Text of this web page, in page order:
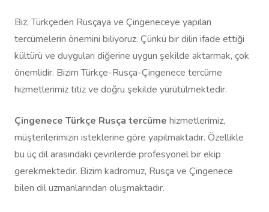
Biz, Türkçeden Rusçaya ve Çingeneceye yapılan
tercümelerin önemini biliyoruz. Çünkü bir dilin ifade ettiği
kültürü ve duyguları diğerine uygun şekilde aktarmak, çok
önemlidir. Bizim Türkçe-Rusça-Çingenece tercüme
hizmetlerimiz titiz ve doğru şekilde yürütülmektedir.
Çingenece Türkçe Rusça tercüme hizmetlerimiz,
müşterilerimizin isteklerine göre yapılmaktadır. Özellikle
bu üç dil arasındaki çevirilerde profesyonel bir ekip
gerekmektedir. Bizim kadromuz, Rusça ve Çingenece
bilen dil uzmanlarından oluşmaktadır.